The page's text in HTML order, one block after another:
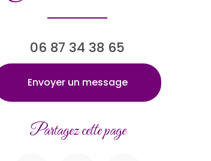
06 87 34 38 65
Envoyer un message
Partagez cette page